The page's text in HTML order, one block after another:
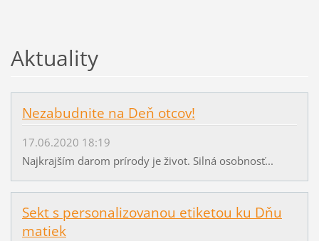
Aktuality
Nezabudnite na Deň otcov!
17.06.2020 18:19
Najkrajším darom prírody je život. Silná osobnosť...
Sekt s personalizovanou etiketou ku Dňu
matiek